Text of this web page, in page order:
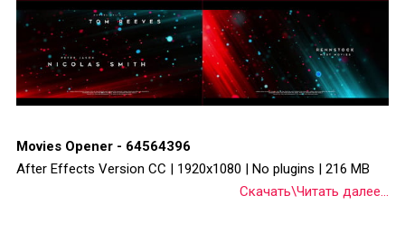
Movies Opener - 64564396
After Effects Version CC | 1920x1080 | No plugins | 216 MB
Скачать\Читать далее...